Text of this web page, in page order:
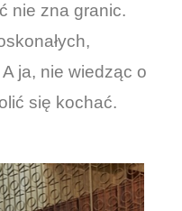
nie zna granic.
ja, nie wiedząc o
się kochać.